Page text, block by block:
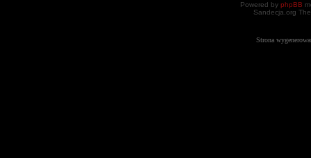
Powered by phpBB
Sandecja.org
Strona